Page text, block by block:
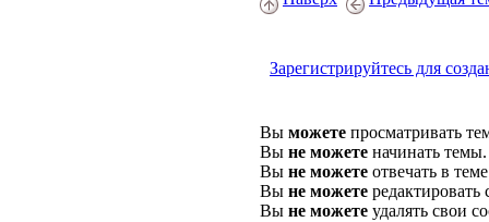
Зарегистрируйтесь для
Вы можете просматривать
Вы не можете начинать темы.
Вы не можете отвечать в
Вы не можете
Вы не можете удалять свои